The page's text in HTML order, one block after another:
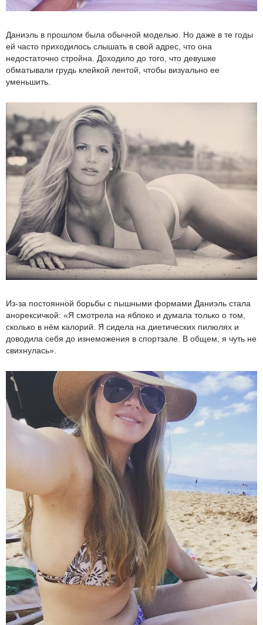
Даниэль в прошлом была обычной моделью. Но даже в те годы
ей часто приходилось слышать в свой адрес, что она
недостаточно стройна. Доходило до того, что девушке
обматывали грудь клейкой лентой, чтобы визуально ее
уменьшить.
Из-за постоянной борьбы с пышными формами Даниэль стала
анорексичкой: «Я смотрела на яблоко и думала только о том,
сколько в нём калорий. Я сидела на диетических пилюлях и
доводила себя до изнеможения в спортзале. В общем, я чуть не
свихнулась».